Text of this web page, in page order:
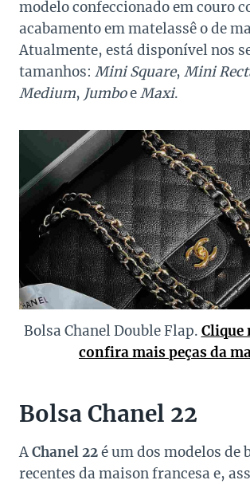
modelo confeccionado em couro
acabamento em matelassê o de
Atualmente, está disponível nos
tamanhos: Mini Square, Mini
Medium, JumboeMaxi.
Bolsa Chanel Double Flap. Clique
confira mais peças da
Bolsa Chanel 22
AChanel 22é um dos modelos de
recentes da maison francesa e,